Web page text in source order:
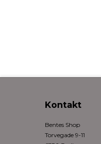
Kontakt
Bentes Shop
Torvegade 9-11